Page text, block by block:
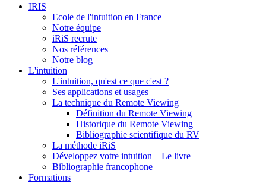
IRIS
Ecole de l'intuition en France
Notre équipe
iRiS recrute
Nos références
Notre blog
L'intuition
L'intuition, qu'est ce que c'est ?
Ses applications et usages
La technique du Remote Viewing
Définition du Remote Viewing
Historique du Remote Viewing
Bibliographie scientifique du RV
La méthode iRiS
Développez votre intuition – Le livre
Bibliographie francophone
Formations